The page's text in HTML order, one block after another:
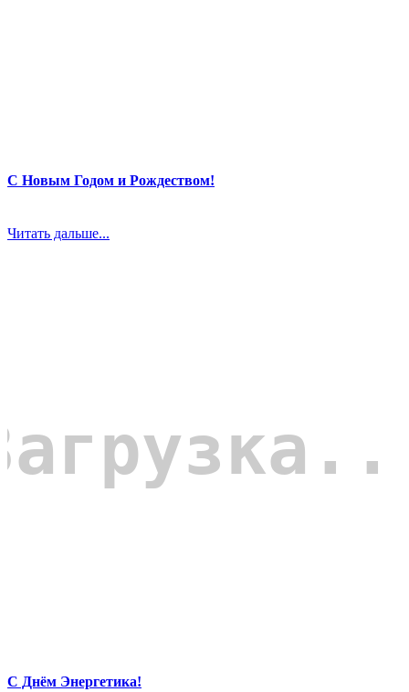
С Новым Годом и Рождеством!
Читать дальше...
С Днём Энергетика!